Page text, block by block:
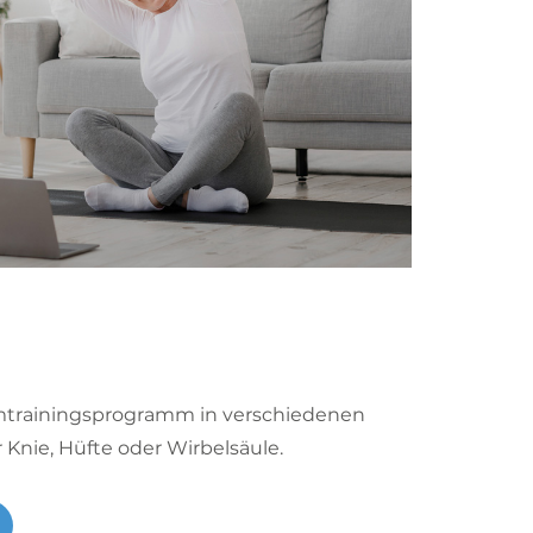
in verschiedenen
Hüfte oder Wirbelsäule.